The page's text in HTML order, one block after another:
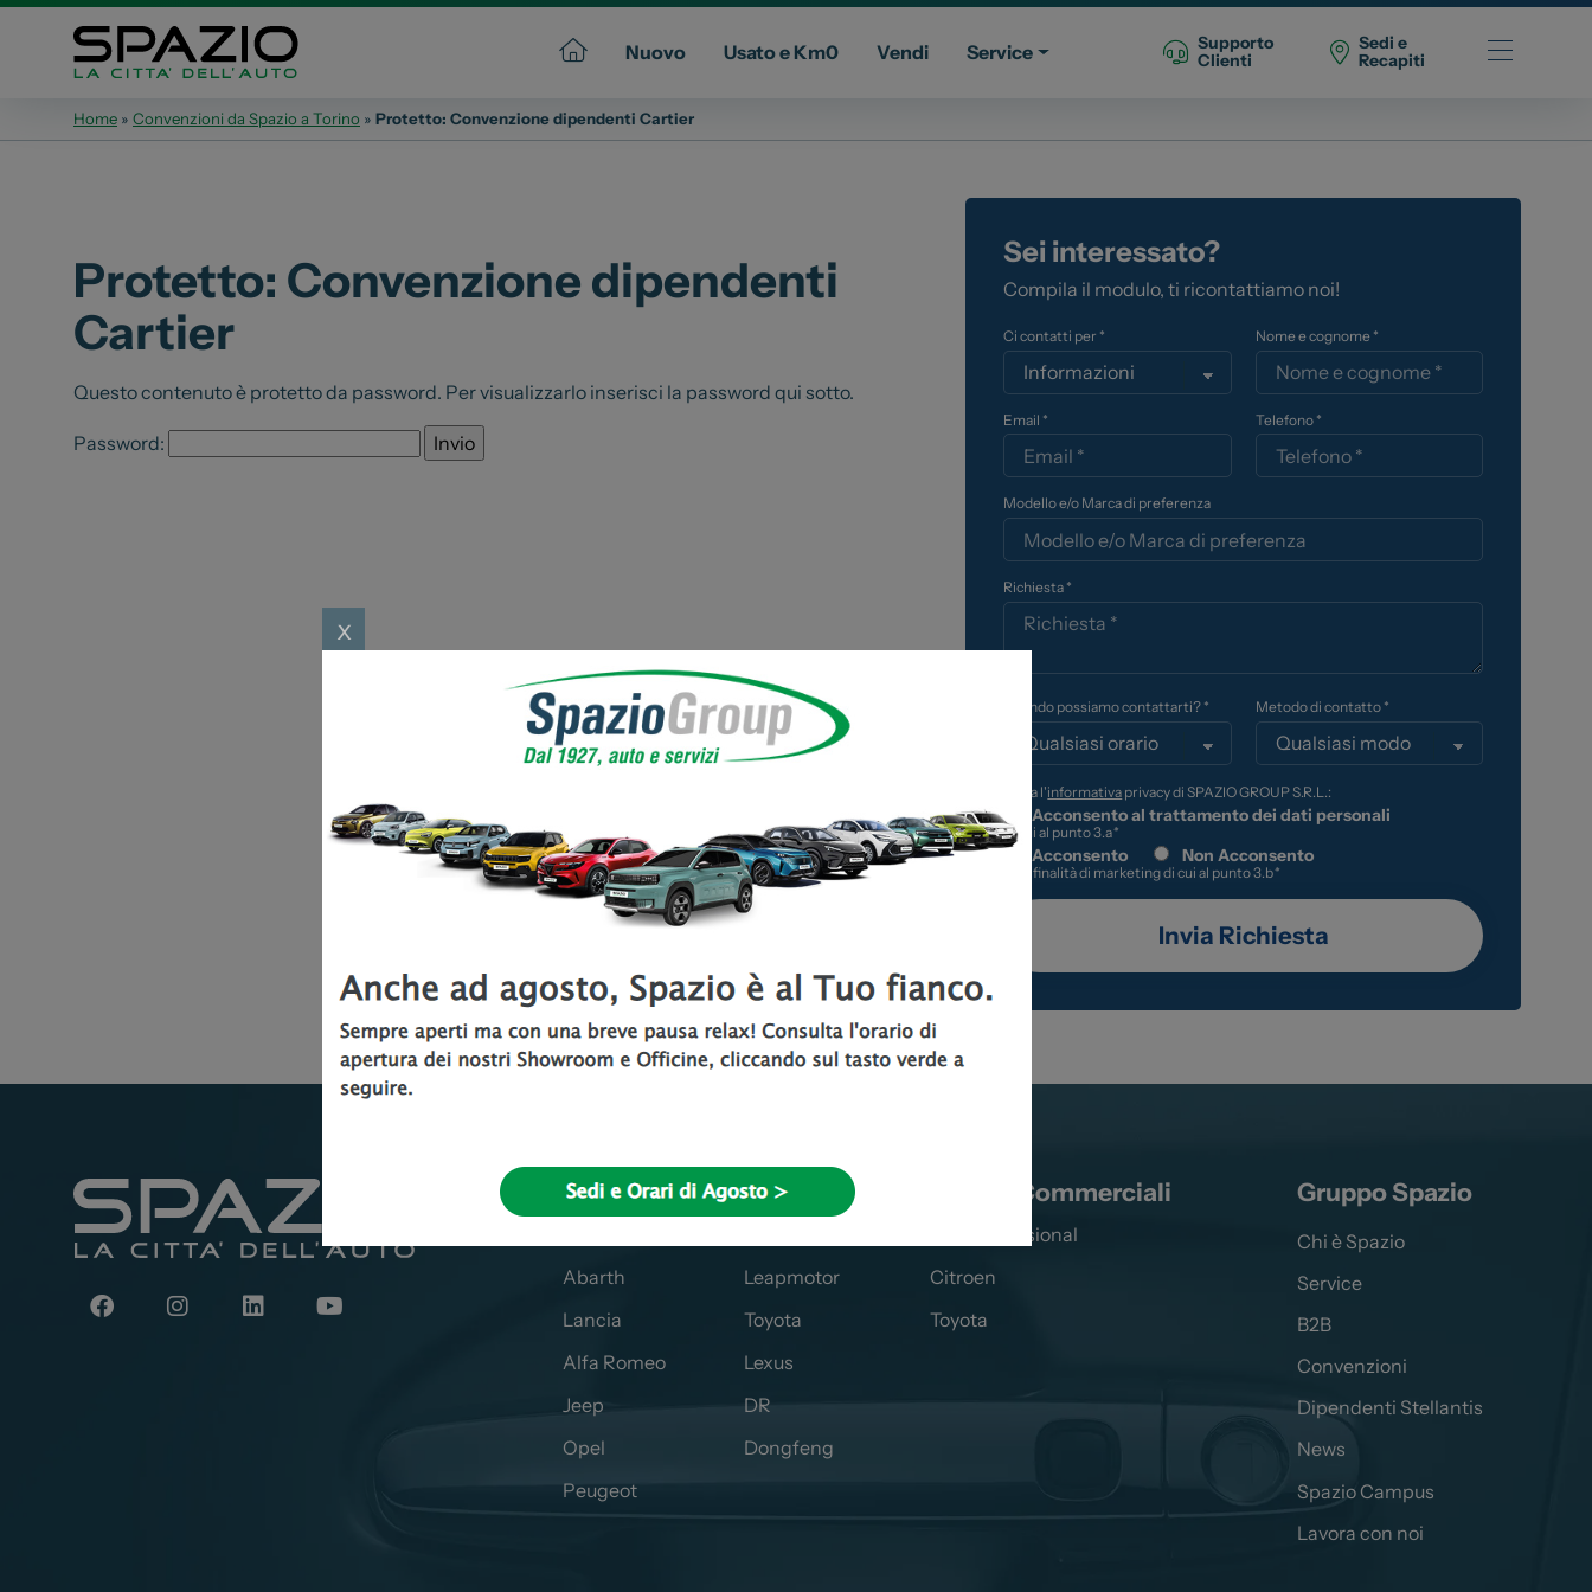
Nuovo Usato e Km0 Vendi Service
Supporto
Clienti
Sedi e
Recapiti
Lancia
Alfa Romeo
Jeep
Opel
Toyota
Auto Usate e Km Zero
Officina
Impegno per l’Ambiente
Impegno per il Sociale
News ed Eventi
011 22 51 711
011 22 51 737
Email
spazio@spaziogroup.com
Home » Convenzioni da Spazio a Torino » Protetto: Convenzione dipendenti Cartier
Protetto: Convenzione dipendenti
Cartier
Questo contenuto è protetto da password. Per visualizzarlo inserisci la password qui sotto.
Password:
Sei interessato?
Compila il modulo, ti ricontattiamo noi!
Ci contatti per * Nome e cognome *
Email * Telefono *
Modello e/o Marca di preferenza
Richiesta *
Quando possiamo contattarti? * Metodo di contatto *
Letta l'informativa privacy di SPAZIO GROUP S.R.L.:
Acconsento al trattamento dei dati personali
di cui al punto 3.a*
Acconsento Non Acconsento
alle finalità di marketing di cui al punto 3.b*
Automobili
Abarth
Lancia
Alfa Romeo
Jeep
Opel
Peugeot
Leapmotor
Toyota
Lexus
DR
Dongfeng
Veicoli Commerciali
Fiat Professional
Citroen
Toyota
Gruppo Spazio
Chi è Spazio
Service
B2B
Convenzioni
Dipendenti Stellantis
News
Spazio Campus
Lavora con noi
x